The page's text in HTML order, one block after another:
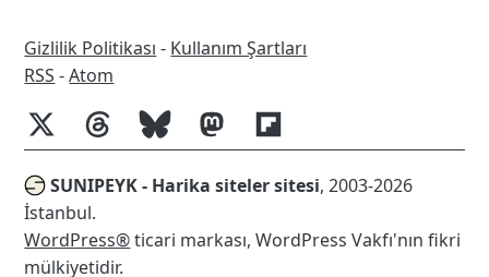
Gizlilik Politikası - Kullanım Şartları
RSS
RSS -Atom
SUNIPEYK - Harika siteler sitesi, 2003-2026
İstanbul.
WordPress®ticari markası, WordPress Vakfı'nın fikri
mülkiyetidir.